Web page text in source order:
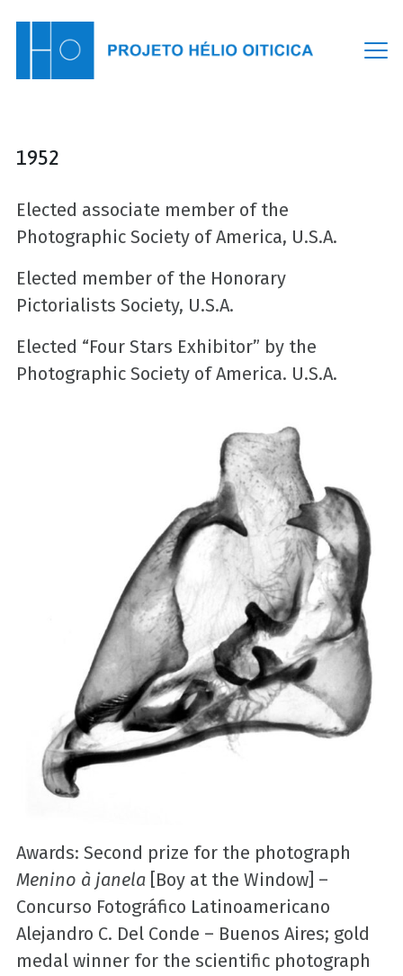
1952
Elected associate member of the
Photographic Society of America, U.S.A.
Elected member of the Honorary
Pictorialists Society, U.S.A.
Elected “Four Stars Exhibitor” by the
Photographic Society of America. U.S.A.
Awards: Second prize for the photograph
Menino à janela [Boy at the Window] –
Concurso Fotográfico Latinoamericano
Alejandro C. Del Conde – Buenos Aires; gold
medal winner for the scientific photograph